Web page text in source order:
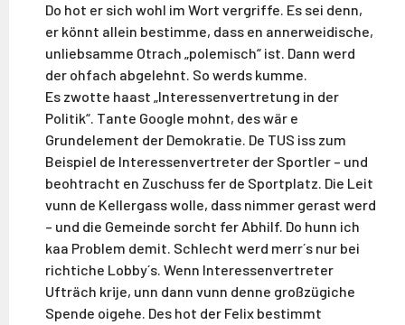
Do hot er sich wohl im Wort vergriffe. Es sei denn,
er könnt allein bestimme, dass en annerweidische,
unliebsamme Otrach „polemisch“ ist. Dann werd
der ohfach abgelehnt. So werds kumme.
Es zwotte haast „Interessenvertretung in der
Politik“. Tante Google mohnt, des wär e
Grundelement der Demokratie. De TUS iss zum
Beispiel de Interessenvertreter der Sportler – und
beohtracht en Zuschuss fer de Sportplatz. Die Leit
vunn de Kellergass wolle, dass nimmer gerast werd
– und die Gemeinde sorcht fer Abhilf. Do hunn ich
kaa Problem demit. Schlecht werd merr´s nur bei
richtiche Lobby´s. Wenn Interessenvertreter
Ufträch krije, unn dann vunn denne großzügiche
Spende oigehe. Des hot der Felix bestimmt